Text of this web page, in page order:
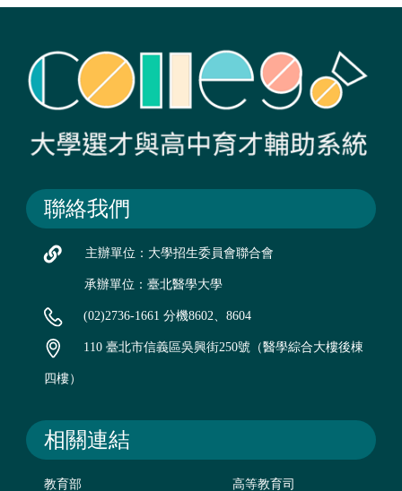
聯絡我們
主辦單位：大學招生委員會聯合會
承辦單位：臺北醫學大學
(02)2736-1661 分機8602、8604
110 臺北市信義區吳興街250號（醫學綜合大樓後棟
四樓）
相關連結
教育部 高等教育司